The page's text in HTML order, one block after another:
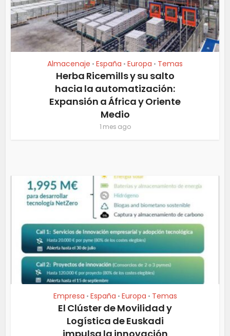
Almacenaje • España • Europa • Temas
Herba Ricemills y su salto
hacia la automatización:
Expansión a África y Oriente
Medio
1 mes ago
Empresa • España • Europa • Temas
El Clúster de Movilidad y
Logística de Euskadi